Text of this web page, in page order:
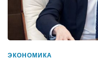
ЭКОНОМИКА